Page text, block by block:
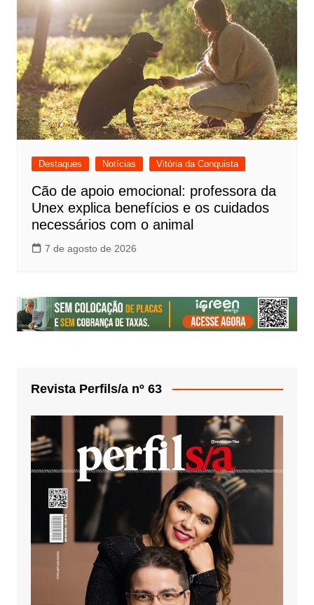
Destaques Notícias Vitória da Conquista
Cão de apoio emocional: professora da
Unex explica benefícios e os cuidados
necessários com o animal
7 de agosto de 2026
Revista Perfils/a nº 63